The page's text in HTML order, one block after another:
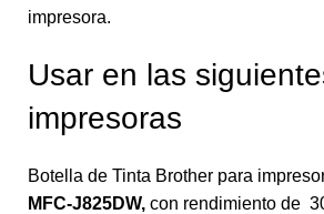
impresora.
Usar en las
impresoras
Botella de Tinta Brother para
MFC-J825DW, con rendimiento de